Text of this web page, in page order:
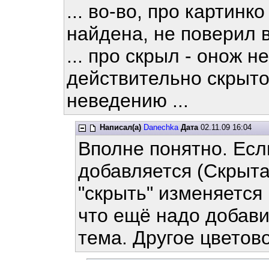
... во-во, про
найдена, не поверил
... про скрыл - онож
действительно
неведению ...
Написал(а) Danechka Дата02.11.09 16:04
Вполне понятно.
добавляется
"скрыть"
что ещё надо
тема. Другое